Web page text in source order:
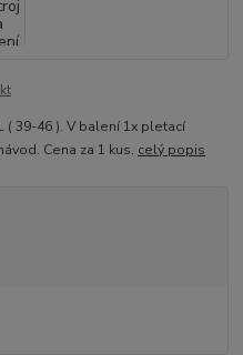
39-46 ). V balení 1x pletací
Cena za 1 kus. celý popis